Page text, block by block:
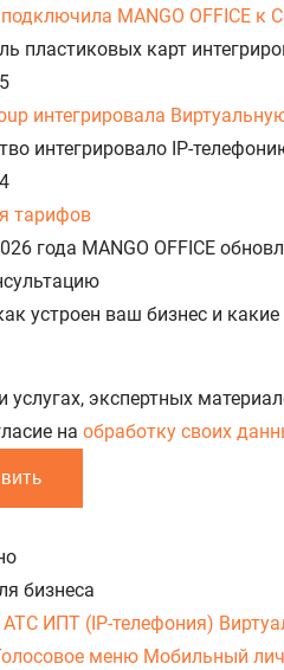
MANGO OFFICE к
пластиковых карт
интегрировала
интегрировало IP-
тарифов
года MANGO OFFICE
устроен ваш бизнес и
услугах, экспертных
на обработку своих
бизнеса
АТС ИПТ (IP-телефония)
меню Мобильный